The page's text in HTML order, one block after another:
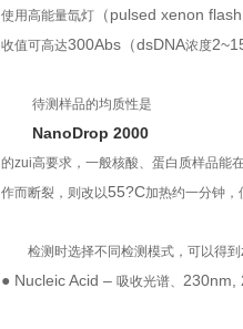
使用高能量氙灯 （pulsed xenon flash
收值可高达300Abs（dsDNA浓度
待测样品的均质性是
NanoDrop 2000
的zui高要求，一般核酸、蛋白质样品能
作而断裂，则改以55?C加热约一分钟
检测时选择不同检测模式，可以得到
● Nucleic Acid – 吸收光谱、 230nm,